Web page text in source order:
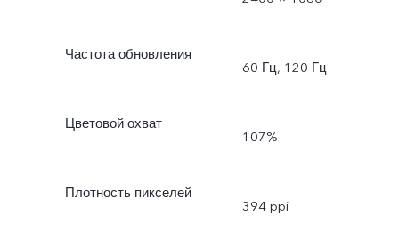
Частота обновления
60 Гц, 120 Гц
Цветовой охват
107%
Плотность пикселей
394 ppi